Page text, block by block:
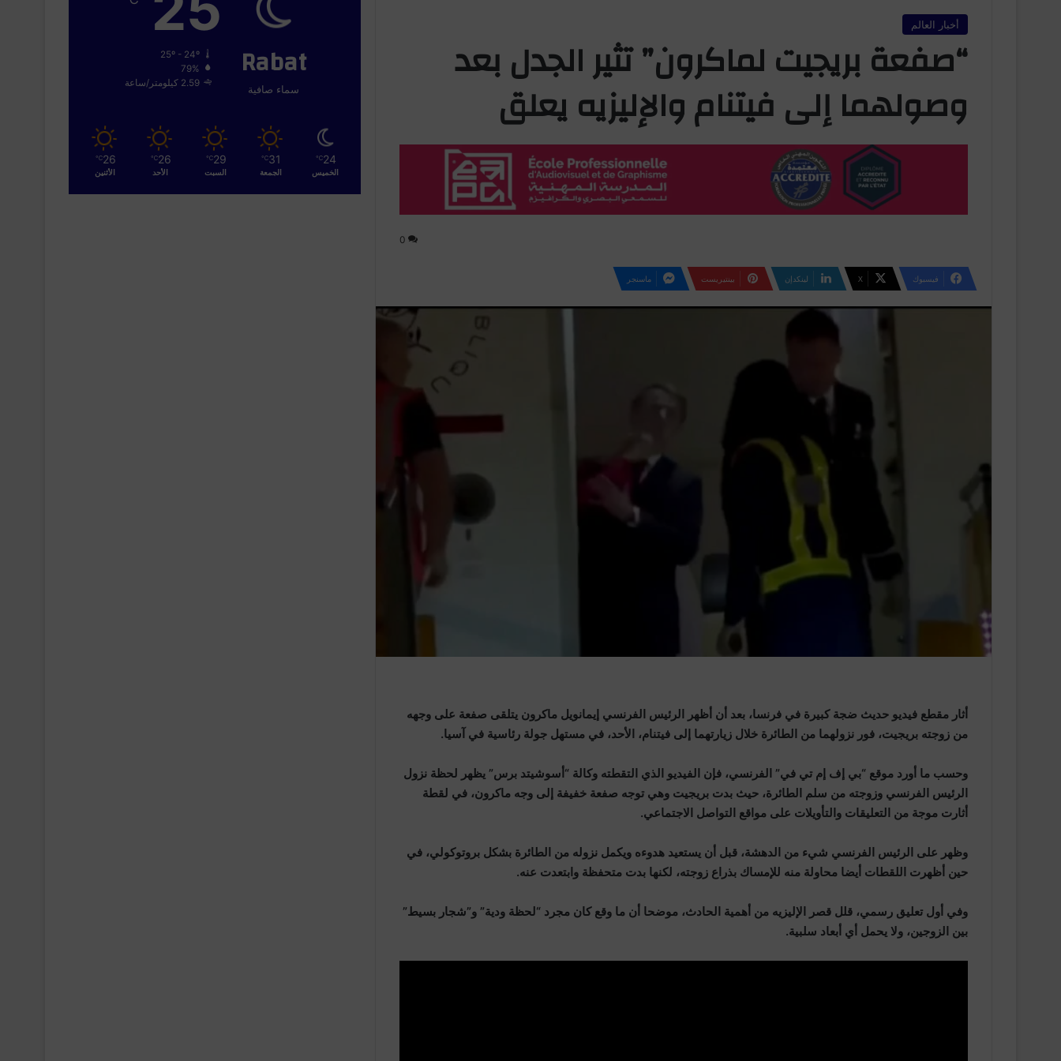
أخبار العالم
“صفعة بريجيت لماكرون” تثير الجدل بعد
وصولهما إلى فيتنام والإليزيه يعلق
0
فيسبوك ‫X لينكدإن بينتيريست ماسنجر
أثار مقطع فيديو حديث ضجة كبيرة في فرنسا، بعد أن أظهر الرئيس الفرنسي إيمانويل ماكرون يتلقى صفعة على وجهه
من زوجته بريجيت، فور نزولهما من الطائرة خلال زيارتهما إلى فيتنام، الأحد، في مستهل جولة رئاسية في آسيا.
وحسب ما أورد موقع “بي إف إم تي في” الفرنسي، فإن الفيديو الذي التقطته وكالة “أسوشيتد برس” يظهر لحظة نزول
الرئيس الفرنسي وزوجته من سلم الطائرة، حيث بدت بريجيت وهي توجه صفعة خفيفة إلى وجه ماكرون، في لقطة
أثارت موجة من التعليقات والتأويلات على مواقع التواصل الاجتماعي.
وظهر على الرئيس الفرنسي شيء من الدهشة، قبل أن يستعيد هدوءه ويكمل نزوله من الطائرة بشكل بروتوكولي، في
حين أظهرت اللقطات أيضا محاولة منه للإمساك بذراع زوجته، لكنها بدت متحفظة وابتعدت عنه.
وفي أول تعليق رسمي، قلل قصر الإليزيه من أهمية الحادث، موضحا أن ما وقع كان مجرد “لحظة ودية” و”شجار بسيط”
بين الزوجين، ولا يحمل أي أبعاد سلبية.
Rabat
سماء صافية
25º - 24º
79%
2.59 كيلومتر/ساعة
24
℃
الخميس
31
℃
الجمعة
29
℃
السبت
26
℃
الأحد
26
℃
الأثنين